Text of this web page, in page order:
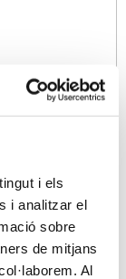
i els
i analitzar el
sobre
de mitjans
Al